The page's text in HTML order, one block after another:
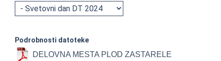
Podrobnosti datoteke
DELOVNA MESTA PLOD ZASTARELE